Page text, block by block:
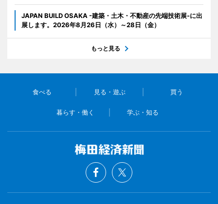
JAPAN BUILD OSAKA -建築・土木・不動産の先端技術展-に出
展します。2026年8月26日（水）～28日（金）
もっと見る
食べる 見る・遊ぶ 買う
暮らす・働く 学ぶ・知る